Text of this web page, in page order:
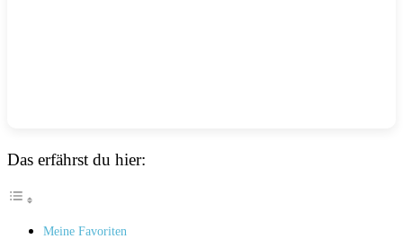
Das erfährst du hier:
Meine Favoriten